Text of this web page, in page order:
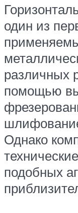
один из
различных
помощью
Однако
подобных